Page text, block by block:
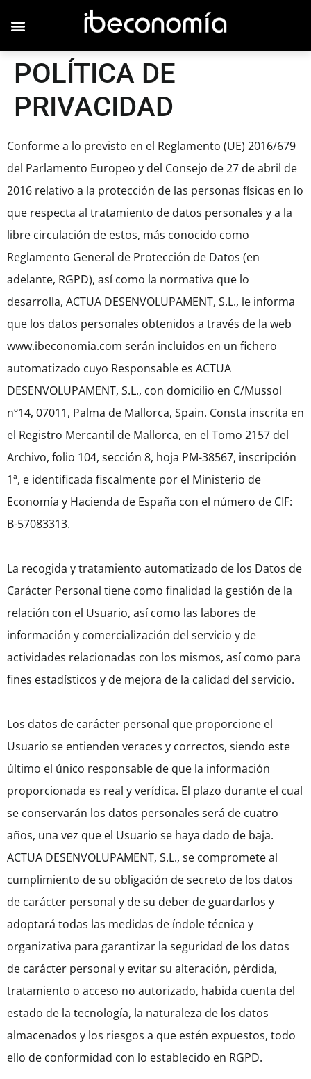
POLÍTICA DE
PRIVACIDAD
Conforme a lo previsto en el Reglamento (UE) 2016/679
del Parlamento Europeo y del Consejo de 27 de abril de
2016 relativo a la protección de las personas físicas en lo
que respecta al tratamiento de datos personales y a la
libre circulación de estos, más conocido como
Reglamento General de Protección de Datos (en
adelante, RGPD), así como la normativa que lo
desarrolla, ACTUA DESENVOLUPAMENT, S.L., le informa
que los datos personales obtenidos a través de la web
www.ibeconomia.com serán incluidos en un fichero
automatizado cuyo Responsable es ACTUA
DESENVOLUPAMENT, S.L., con domicilio en C/Mussol
nº14, 07011, Palma de Mallorca, Spain. Consta inscrita en
el Registro Mercantil de Mallorca, en el Tomo 2157 del
Archivo, folio 104, sección 8, hoja PM-38567, inscripción
1ª, e identificada fiscalmente por el Ministerio de
Economía y Hacienda de España con el número de CIF:
B-57083313.
La recogida y tratamiento automatizado de los Datos de
Carácter Personal tiene como finalidad la gestión de la
relación con el Usuario, así como las labores de
información y comercialización del servicio y de
actividades relacionadas con los mismos, así como para
fines estadísticos y de mejora de la calidad del servicio.
Los datos de carácter personal que proporcione el
Usuario se entienden veraces y correctos, siendo este
último el único responsable de que la información
proporcionada es real y verídica. El plazo durante el cual
se conservarán los datos personales será de cuatro
años, una vez que el Usuario se haya dado de baja.
ACTUA DESENVOLUPAMENT, S.L., se compromete al
cumplimiento de su obligación de secreto de los datos
de carácter personal y de su deber de guardarlos y
adoptará todas las medidas de índole técnica y
organizativa para garantizar la seguridad de los datos
de carácter personal y evitar su alteración, pérdida,
tratamiento o acceso no autorizado, habida cuenta del
estado de la tecnología, la naturaleza de los datos
almacenados y los riesgos a que estén expuestos, todo
ello de conformidad con lo establecido en RGPD.